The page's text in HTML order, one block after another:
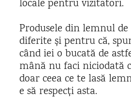
locale pentru vizitatori.
Produsele din lemnul
diferite și pentru că,
când iei o bucată de
mână nu faci niciodată
doar ceea ce te lasă
e să respecți asta.